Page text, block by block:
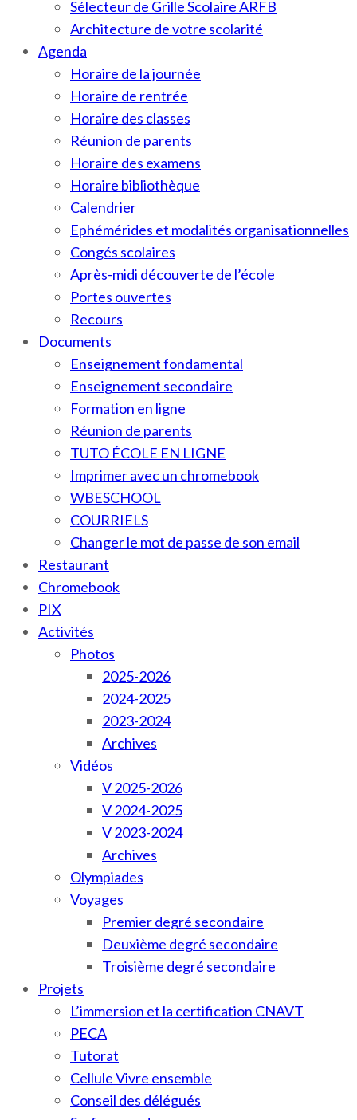
Sélecteur de Grille Scolaire ARFB
Architecture de votre scolarité
Agenda
Horaire de la journée
Horaire de rentrée
Horaire des classes
Réunion de parents
Horaire des examens
Horaire bibliothèque
Calendrier
Ephémérides et modalités organisationnelles
Congés scolaires
Après-midi découverte de l’école
Portes ouvertes
Recours
Documents
Enseignement fondamental
Enseignement secondaire
Formation en ligne
Réunion de parents
TUTO ÉCOLE EN LIGNE
Imprimer avec un chromebook
WBESCHOOL
COURRIELS
Changer le mot de passe de son email
Restaurant
Chromebook
PIX
Activités
Photos
2025-2026
2024-2025
2023-2024
Archives
Vidéos
V 2025-2026
V 2024-2025
V 2023-2024
Archives
Olympiades
Voyages
Premier degré secondaire
Deuxième degré secondaire
Troisième degré secondaire
Projets
L’immersion et la certification CNAVT
PECA
Tutorat
Cellule Vivre ensemble
Conseil des délégués